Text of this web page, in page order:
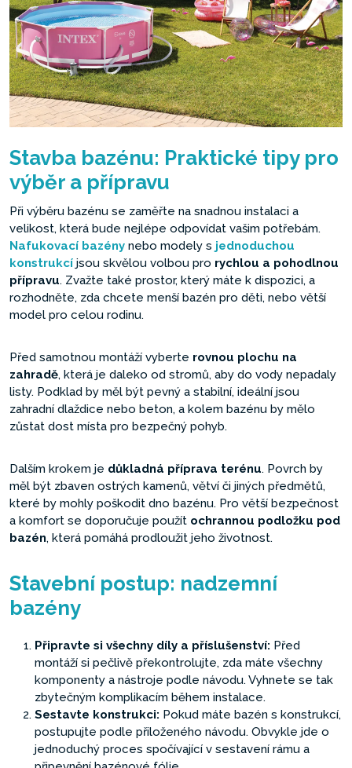
Stavba bazénu: Praktické tipy pro
výběr a přípravu
Při výběru bazénu se zaměřte na snadnou instalaci a
velikost, která bude nejlépe odpovídat vašim potřebám.
Nafukovací bazény nebo modely s jednoduchou
konstrukcí jsou skvělou volbou pro rychlou a pohodlnou
přípravu. Zvažte také prostor, který máte k dispozici, a
rozhodněte, zda chcete menší bazén pro děti, nebo větší
model pro celou rodinu.
Před samotnou montáží vyberte rovnou plochu na
zahradě, která je daleko od stromů, aby do vody nepadaly
listy. Podklad by měl být pevný a stabilní, ideální jsou
zahradní dlaždice nebo beton, a kolem bazénu by mělo
zůstat dost místa pro bezpečný pohyb.
Dalším krokem je důkladná příprava terénu. Povrch by
měl být zbaven ostrých kamenů, větví či jiných předmětů,
které by mohly poškodit dno bazénu. Pro větší bezpečnost
a komfort se doporučuje použít ochrannou podložku pod
bazén, která pomáhá prodloužit jeho životnost.
Stavební postup: nadzemní
bazény
Připravte si všechny díly a příslušenství: Před
montáží si pečlivě překontrolujte, zda máte všechny
komponenty a nástroje podle návodu. Vyhnete se tak
zbytečným komplikacím během instalace.
Sestavte konstrukci: Pokud máte bazén s konstrukcí,
postupujte podle přiloženého návodu. Obvykle jde o
jednoduchý proces spočívající v sestavení rámu a